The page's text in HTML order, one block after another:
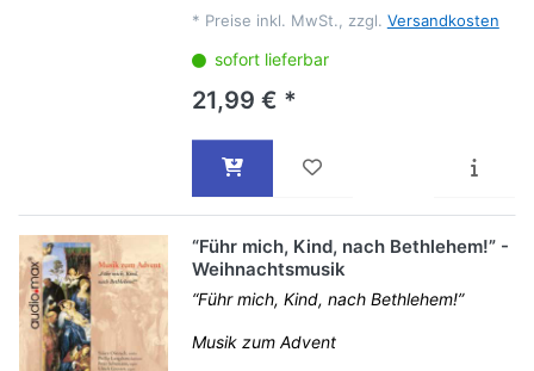
* Preise inkl. MwSt., zzgl. Versandkosten
sofort lieferbar
21,99 € *
“Führ mich, Kind, nach Bethlehem!” -
Weihnachtsmusik
“Führ mich, Kind, nach Bethlehem!”
Musik zum Advent